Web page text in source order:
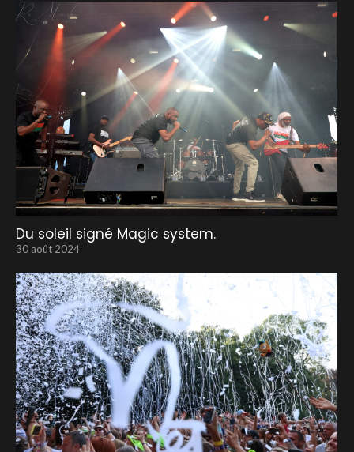
Du soleil signé Magic system.
30 août 2024